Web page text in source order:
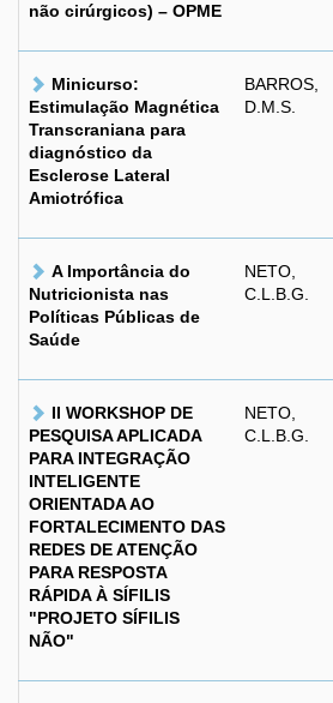
não cirúrgicos) – OPME
Minicurso:
Estimulação Magnética
Transcraniana para
diagnóstico da
Esclerose Lateral
Amiotrófica
BARROS,
D.M.S.
A Importância do
Nutricionista nas
Políticas Públicas de
Saúde
NETO,
C.L.B.G.
II WORKSHOP DE
PESQUISA APLICADA
PARA INTEGRAÇÃO
INTELIGENTE
ORIENTADA AO
FORTALECIMENTO DAS
REDES DE ATENÇÃO
PARA RESPOSTA
RÁPIDA À SÍFILIS
"PROJETO SÍFILIS
NÃO"
NETO,
C.L.B.G.